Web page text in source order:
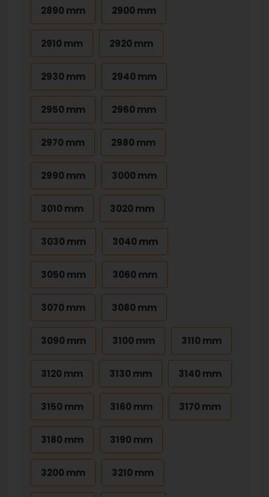
2890 mm 2900 mm
2910 mm 2920 mm
2930 mm 2940 mm
2950 mm 2960 mm
2970 mm 2980 mm
2990 mm 3000 mm
3010 mm 3020 mm
3030 mm 3040 mm
3050 mm 3060 mm
3070 mm 3080 mm
3090 mm 3100 mm 3110 mm
3120 mm 3130 mm 3140 mm
3150 mm 3160 mm 3170 mm
3180 mm 3190 mm
3200 mm 3210 mm